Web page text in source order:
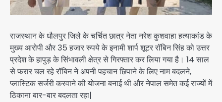
राजस्थान के धौलपुर जिले के चर्चित छात्र नेता नरेश कुशवाहा हत्याकांड के
मुख्य आरोपी और 35 हजार रुपये के इनामी शार्प शूटर रॉबिन सिंह को उत्तर
प्रदेश के हापुड़ के सिंभावली क्षेत्र से गिरफ्तार कर लिया गया है। 14 साल
से फरार चल रहे रॉबिन ने अपनी पहचान छिपाने के लिए नाम बदलने,
प्लास्टिक सर्जरी करवाने की योजना बनाई थी और नेपाल समेत कई राज्यों में
ठिकाना बार-बार बदलता रहा|